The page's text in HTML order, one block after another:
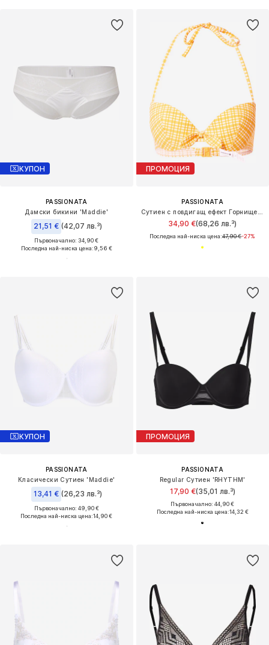
КУПОН
PASSIONATA
Дамски бикини 'Maddie'
21,51 € (42,07 лв.³)
Първоначално: 34,90 €
Последна най-ниска цена:9,56 €
ПРОМОЦИЯ
PASSIONATA
Сутиен с повдигащ ефект Горнище на бански
34,90 €(68,26 лв.³)
Последна най-ниска цена:47,90 €-27%
КУПОН
PASSIONATA
Класически Сутиен 'Maddie'
13,41 € (26,23 лв.³)
Първоначално: 49,90 €
Последна най-ниска цена:14,90 €
ПРОМОЦИЯ
PASSIONATA
Regular Сутиен 'RHYTHM'
17,90 €(35,01 лв.³)
Първоначално: 44,90 €
Последна най-ниска цена:14,32 €